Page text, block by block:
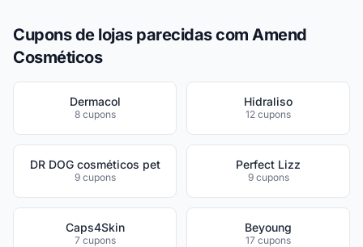
Cupons de lojas parecidas com Amend
Cosméticos
Dermacol
8 cupons
Hidraliso
12 cupons
DR DOG cosméticos pet
9 cupons
Perfect Lizz
9 cupons
Caps4Skin
7 cupons
Beyoung
17 cupons